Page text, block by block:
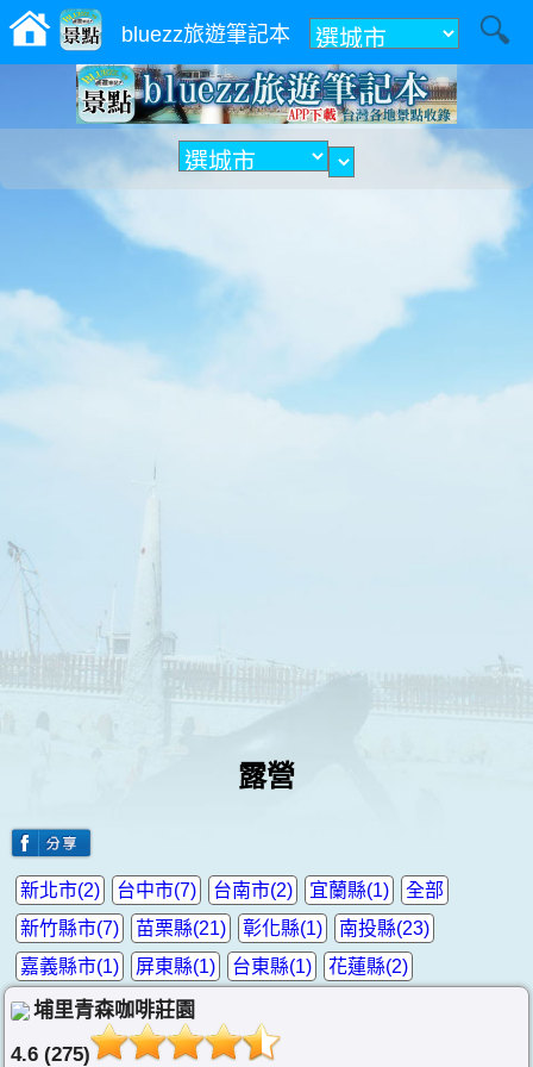
bluezz旅遊筆記本 附近
露營
全部
新北市(2) 台中市(7) 台南市(2)
宜蘭縣(1)
新竹縣市(7)
苗栗縣(21) 彰化縣(1)
南投縣(23)
嘉義縣市(1)
屏東縣(1) 台東縣(1) 花蓮縣(2)
埔里青森咖啡莊園
4.6 (275)